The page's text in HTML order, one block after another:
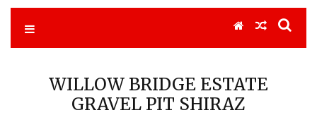
WILLOW BRIDGE ESTATE
GRAVEL PIT SHIRAZ